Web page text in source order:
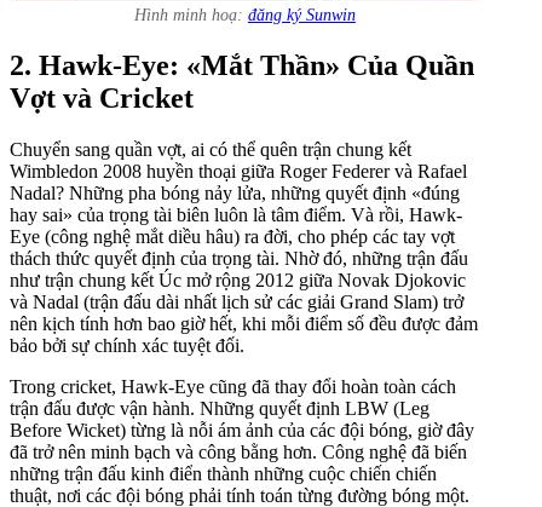
Hình minh hoạ: đăng ký Sunwin
2. Hawk-Eye: «Mắt Thần» Của Quần
Vợt và Cricket
Chuyển sang quần vợt, ai có thể quên trận chung kết
Wimbledon 2008 huyền thoại giữa Roger Federer và Rafael
Nadal? Những pha bóng nảy lửa, những quyết định «đúng
hay sai» của trọng tài biên luôn là tâm điểm. Và rồi, Hawk-
Eye (công nghệ mắt diều hâu) ra đời, cho phép các tay vợt
thách thức quyết định của trọng tài. Nhờ đó, những trận đấu
như trận chung kết Úc mở rộng 2012 giữa Novak Djokovic
và Nadal (trận đấu dài nhất lịch sử các giải Grand Slam) trở
nên kịch tính hơn bao giờ hết, khi mỗi điểm số đều được đảm
bảo bởi sự chính xác tuyệt đối.
Trong cricket, Hawk-Eye cũng đã thay đổi hoàn toàn cách
trận đấu được vận hành. Những quyết định LBW (Leg
Before Wicket) từng là nỗi ám ảnh của các đội bóng, giờ đây
đã trở nên minh bạch và công bằng hơn. Công nghệ đã biến
những trận đấu kinh điển thành những cuộc chiến chiến
thuật, nơi các đội bóng phải tính toán từng đường bóng một.